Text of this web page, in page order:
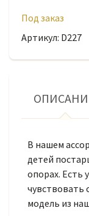
Под заказ
Артикул: D227
В нашем
детей
опорах. Есть
чувствовать
модель из